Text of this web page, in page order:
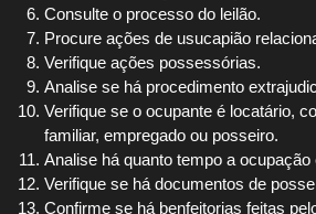
Consulte o processo do leilão.
Procure ações de usucapião
Verifique ações possessórias.
Analise se há procedimento
Verifique se o ocupante é locatário,
familiar, empregado ou posseiro.
Analise há quanto tempo a ocupação
Verifique se há documentos de
Confirme se há benfeitorias feitas